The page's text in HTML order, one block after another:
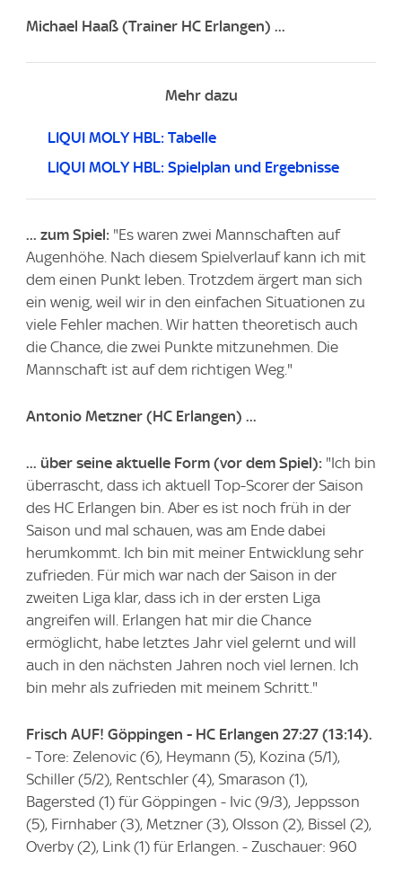
Michael Haaß (Trainer HC Erlangen) ...
Mehr dazu
LIQUI MOLY HBL: Tabelle
LIQUI MOLY HBL: Spielplan und Ergebnisse
... zum Spiel: "Es waren zwei Mannschaften auf
Augenhöhe. Nach diesem Spielverlauf kann ich mit
dem einen Punkt leben. Trotzdem ärgert man sich
ein wenig, weil wir in den einfachen Situationen zu
viele Fehler machen. Wir hatten theoretisch auch
die Chance, die zwei Punkte mitzunehmen. Die
Mannschaft ist auf dem richtigen Weg."
Antonio Metzner (HC Erlangen) ...
... über seine aktuelle Form (vor dem Spiel): "Ich bin
überrascht, dass ich aktuell Top-Scorer der Saison
des HC Erlangen bin. Aber es ist noch früh in der
Saison und mal schauen, was am Ende dabei
herumkommt. Ich bin mit meiner Entwicklung sehr
zufrieden. Für mich war nach der Saison in der
zweiten Liga klar, dass ich in der ersten Liga
angreifen will. Erlangen hat mir die Chance
ermöglicht, habe letztes Jahr viel gelernt und will
auch in den nächsten Jahren noch viel lernen. Ich
bin mehr als zufrieden mit meinem Schritt."
Frisch AUF! Göppingen - HC Erlangen 27:27 (13:14).
- Tore: Zelenovic (6), Heymann (5), Kozina (5/1),
Schiller (5/2), Rentschler (4), Smarason (1),
Bagersted (1) für Göppingen - Ivic (9/3), Jeppsson
(5), Firnhaber (3), Metzner (3), Olsson (2), Bissel (2),
Overby (2), Link (1) für Erlangen. - Zuschauer: 960